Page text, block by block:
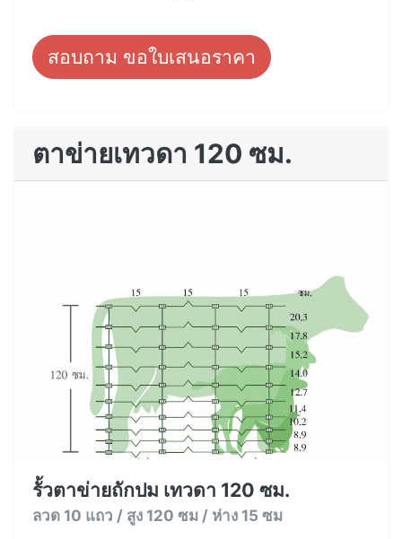
สอบถาม ขอใบเสนอราคา
ตาข่ายเทวดา 120 ซม.
รั้วตาข่ายถักปม เทวดา 120 ซม.
ลวด 10 แถว / สูง 120 ซม / ห่าง 15 ซม